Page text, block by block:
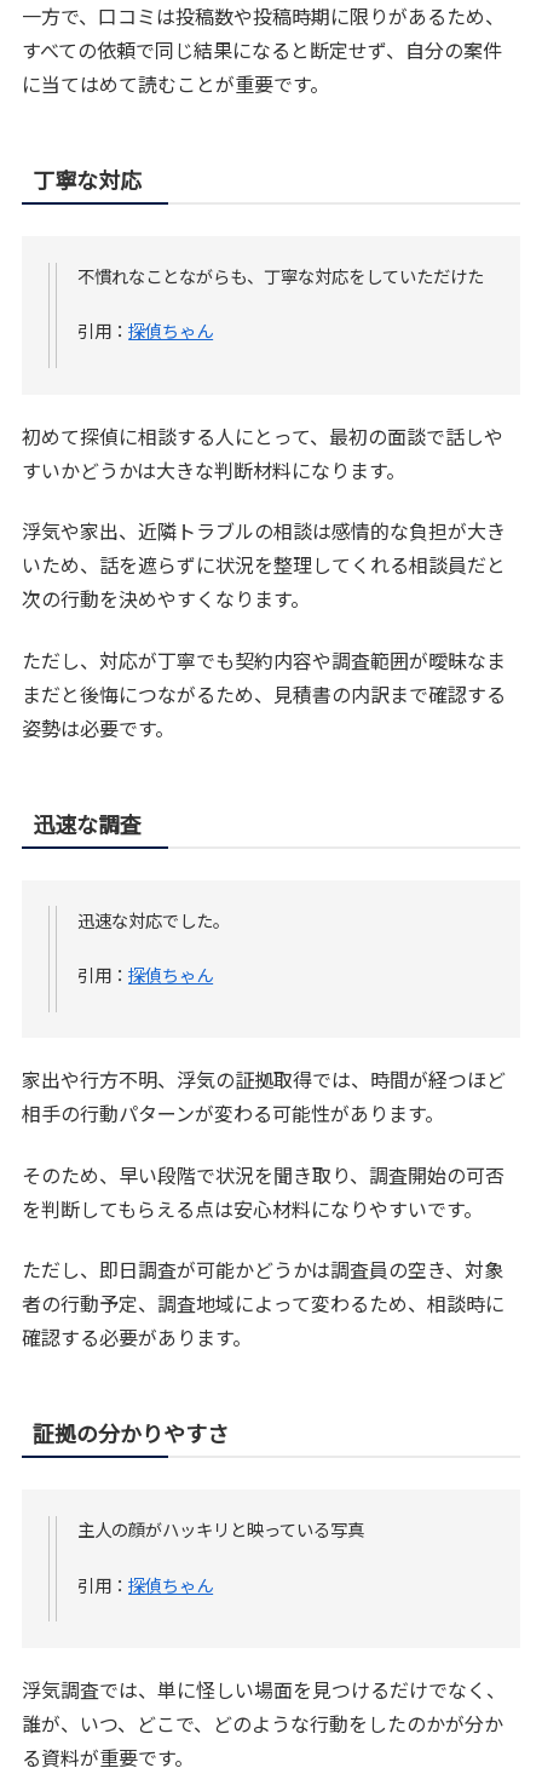
一方で、口コミは投稿数や投稿時期に限りがあるため、
すべての依頼で同じ結果になると断定せず、自分の案件
に当てはめて読むことが重要です。
丁寧な対応
不慣れなことながらも、丁寧な対応をしていただけた
引用：探偵ちゃん
初めて探偵に相談する人にとって、最初の面談で話しや
すいかどうかは大きな判断材料になります。
浮気や家出、近隣トラブルの相談は感情的な負担が大き
いため、話を遮らずに状況を整理してくれる相談員だと
次の行動を決めやすくなります。
ただし、対応が丁寧でも契約内容や調査範囲が曖昧なま
まだと後悔につながるため、見積書の内訳まで確認する
姿勢は必要です。
迅速な調査
迅速な対応でした。
引用：探偵ちゃん
家出や行方不明、浮気の証拠取得では、時間が経つほど
相手の行動パターンが変わる可能性があります。
そのため、早い段階で状況を聞き取り、調査開始の可否
を判断してもらえる点は安心材料になりやすいです。
ただし、即日調査が可能かどうかは調査員の空き、対象
者の行動予定、調査地域によって変わるため、相談時に
確認する必要があります。
証拠の分かりやすさ
主人の顔がハッキリと映っている写真
引用：探偵ちゃん
浮気調査では、単に怪しい場面を見つけるだけでなく、
誰が、いつ、どこで、どのような行動をしたのかが分か
る資料が重要です。